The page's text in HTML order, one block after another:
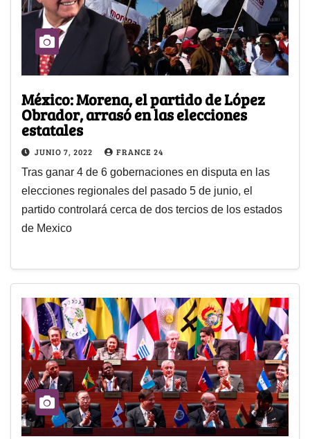
México: Morena, el partido de López
Obrador, arrasó en las elecciones
estatales
JUNIO 7, 2022 FRANCE 24
Tras ganar 4 de 6 gobernaciones en disputa en las
elecciones regionales del pasado 5 de junio, el
partido controlará cerca de dos tercios de los estados
de Mexico